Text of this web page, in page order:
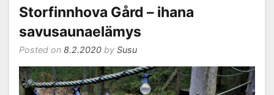
Storfinnhova Gård – ihana
savusaunaelämys
Posted on 8.2.2020 by Susu